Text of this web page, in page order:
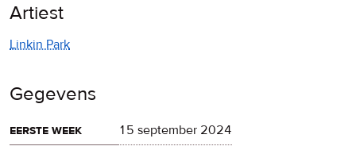
Artiest
Linkin Park
Gegevens
eerste week
15 september 2024